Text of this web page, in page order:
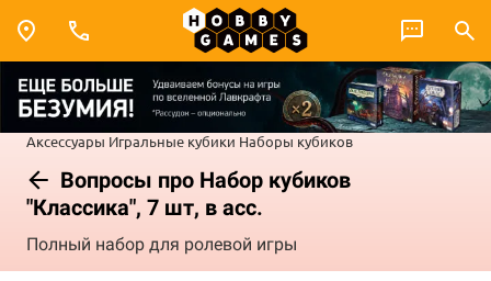
Аксессуары Игральные кубики Наборы кубиков
Вопросы про Набор кубиков
"Классика", 7 шт, в асс.
Полный набор для ролевой игры